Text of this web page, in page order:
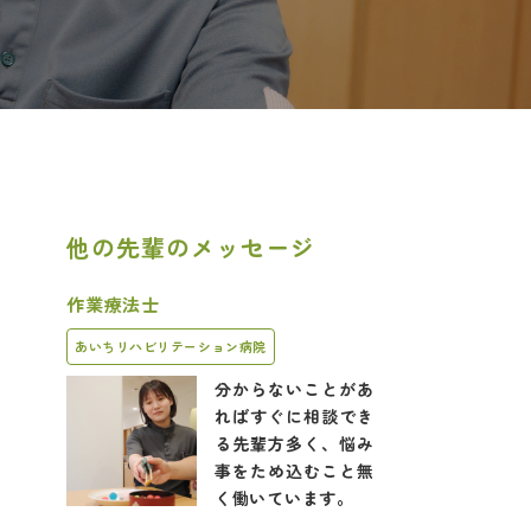
他の先輩のメッセージ
作業療法士
あいちリハビリテーション病院
分からないことがあ
ればすぐに相談でき
る先輩方多く、悩み
事をため込むこと無
く働いています。